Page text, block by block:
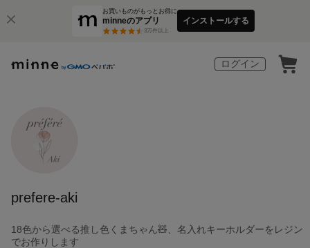
お買いものがもっとお得に
minneのアプリ
3万件以上
インストールする
ログイン
prefere-aki
18色から選べる推し色くまちゃん🧸、名入れキーホルダーをレジン
でお作りします